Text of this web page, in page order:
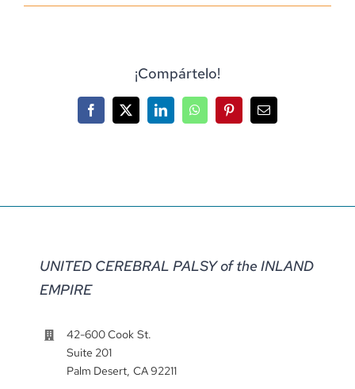
¡Compártelo!
Facebook
X LinkedInWhatsAppPinterestCorreo
electrónico
UNITED CEREBRAL PALSY of the INLAND
EMPIRE
42-600 Cook St.
Suite 201
Palm Desert, CA 92211